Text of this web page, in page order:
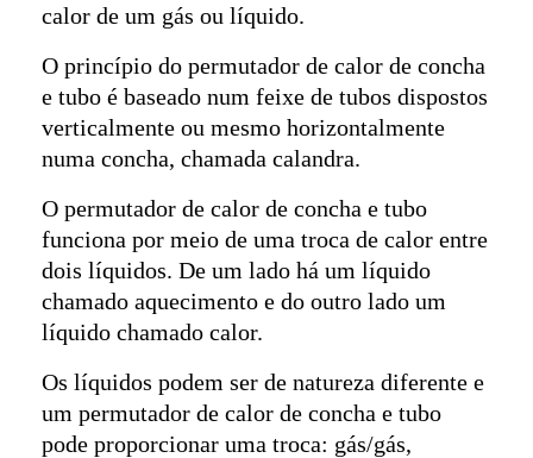
calor de um gás ou líquido.
O princípio do permutador de calor de concha
e tubo é baseado num feixe de tubos dispostos
verticalmente ou mesmo horizontalmente
numa concha, chamada calandra.
O permutador de calor de concha e tubo
funciona por meio de uma troca de calor entre
dois líquidos. De um lado há um líquido
chamado aquecimento e do outro lado um
líquido chamado calor.
Os líquidos podem ser de natureza diferente e
um permutador de calor de concha e tubo
pode proporcionar uma troca: gás/gás,